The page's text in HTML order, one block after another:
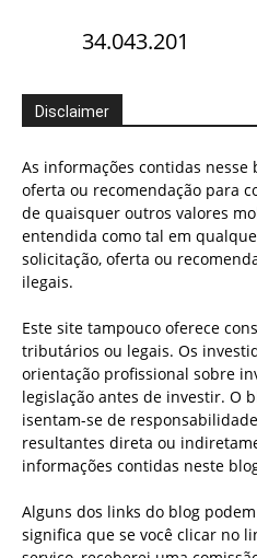
34.043.201
Disclaimer
As informações contidas
oferta ou recomendação para
de quaisquer outros valores
entendida como tal em
solicitação, oferta ou
ilegais.
Este site tampouco oferece
tributários ou legais. Os
orientação profissional sobre
legislação antes de investir. O
isentam-se de
resultantes direta ou
informações contidas neste
Alguns dos links do blog
significa que se você clicar no